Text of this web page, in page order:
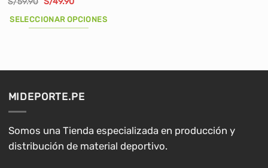
original
era:
actual
es:
SELECCIONAR OPCIONES
Las
opciones
se
elegir
MIDEPORTE.PE
Somos una Tienda especializada en producción y
distribución de material deportivo.